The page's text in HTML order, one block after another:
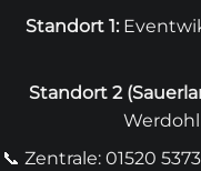
Standort 1:
Standort 2 (
Werdohl
📞 Zentrale: 01520